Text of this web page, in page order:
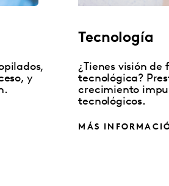
y
Tecnología
¿Tienes visión
tecnológica?
crecimiento
tecnológicos.
MÁS